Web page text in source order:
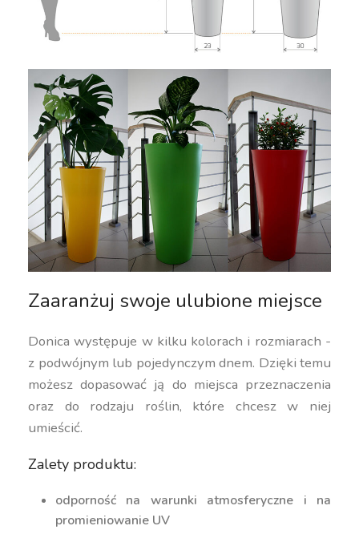
Zaaranżuj swoje ulubione miejsce
Donica występuje w kilku kolorach i rozmiarach -
z podwójnym lub pojedynczym dnem. Dzięki temu
możesz dopasować ją do miejsca przeznaczenia
oraz do rodzaju roślin, które chcesz w niej
umieścić.
Zalety produktu:
odporność na warunki atmosferyczne i na
promieniowanie UV